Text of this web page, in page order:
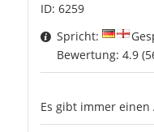
ID: 6259
Spricht:
Bewertung: 4.9
Es gibt immer einen